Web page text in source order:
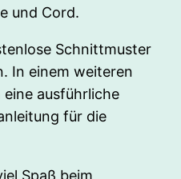
und Cord.
Schnittmuster
In einem weiteren
ausführliche
für die
Spaß beim